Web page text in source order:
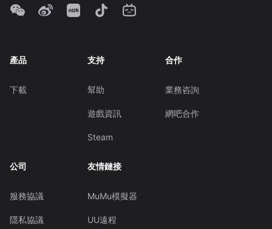
產品
下載
支持
幫助
遊戲資訊
Steam
合作
業務咨詢
網吧合作
公司
服務協議
隱私協議
友情鏈接
MuMu模擬器
UU遠程